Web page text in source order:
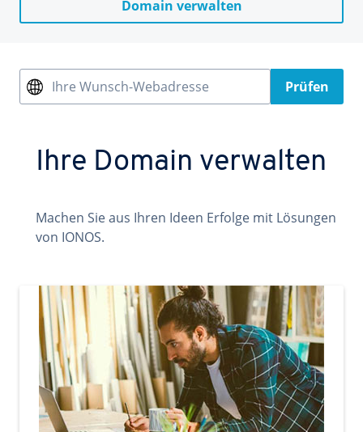
Domain verwalten
Ihre Wunsch-Webadresse Prüfen
Ihre Domain verwalten
Machen Sie aus Ihren Ideen Erfolge mit Lösungen
von IONOS.